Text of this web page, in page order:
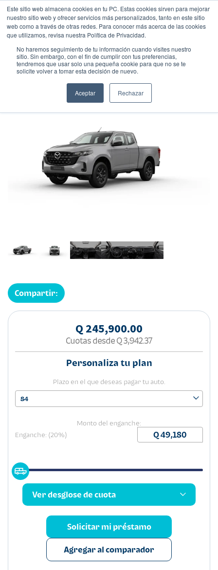
Este sitio web almacena cookies en tu PC. Estas cookies sirven para mejorar
nuestro sitio web y ofrecer servicios más personalizados, tanto en este sitio
web como a través de otras redes. Para conocer más acerca de las cookies
que utilizamos, revisa nuestra Política de Privacidad.
No haremos seguimiento de tu información cuando visites nuestro
sitio. Sin embargo, con el fin de cumplir con tus preferencias,
tendremos que usar solo una pequeña cookie para que no se te
solicite volver a tomar esta decisión de nuevo.
Aceptar Rechazar
MAZDA BT-50 EXTRACAB MT
DIESEL
Compartir:
Q 245,900.00
Cuotas desde Q 3,942.37
Personaliza tu plan
Plazo en el que deseas pagar tu auto.
84
Monto del enganche:
Enganche: (20%)
Ver desglose de cuota
Solicitar mi préstamo
Agregar al comparador